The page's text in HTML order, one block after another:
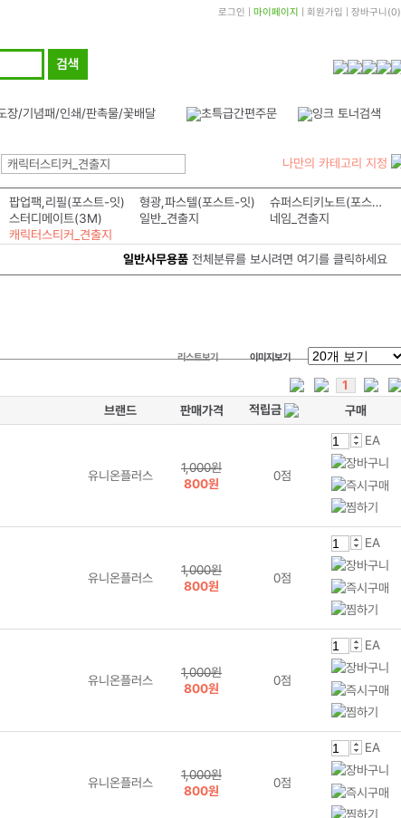
로그인 마이페이지 회원가입 장바구니 (0)
캐릭터스티커_견출지 나만의 카테고리 지정
팝업팩,리필(포스트-잇) 형광,파스텔(포스트-잇)
슈퍼스티키노트(포스트-잇)
스터디메이트(3M) 일반_견출지
네임_견출지
캐릭터스티커_견출지
일반사무용품전체분류를 보시려면 여기를 클릭하세요
리스트보기 이미지보기
1
브랜드 판매가격 적립금 구매
유니온플러스
1,000원
800원
0점
EA
유니온플러스
1,000원
800원
0점
EA
유니온플러스
1,000원
800원
0점
EA
유니온플러스
1,000원
800원
0점
EA